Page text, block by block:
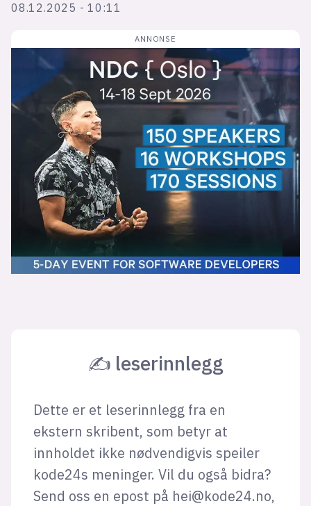
08.12.2025 - 10:11
✍ leserinnlegg
Dette er et leserinnlegg fra en
ekstern skribent, som betyr at
innholdet ikke nødvendigvis speiler
kode24s meninger. Vil du også bidra?
Send oss en epost på hei@kode24.no,